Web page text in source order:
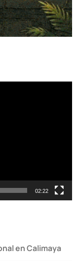
02:22
en Calimaya